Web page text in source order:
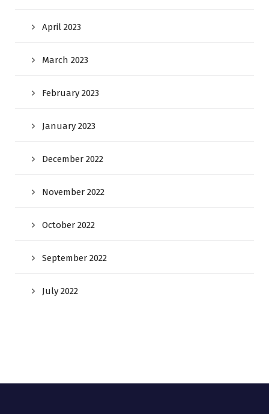
April 2023
March 2023
February 2023
January 2023
December 2022
November 2022
October 2022
September 2022
July 2022